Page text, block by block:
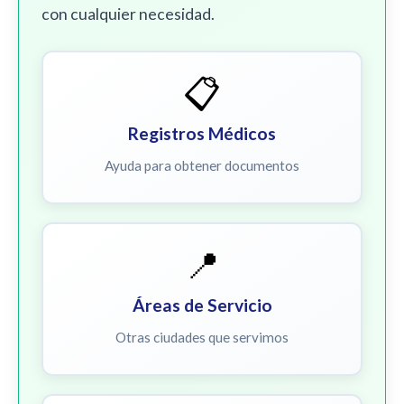
con cualquier necesidad.
📋
Registros Médicos
Ayuda para obtener documentos
📍
Áreas de Servicio
Otras ciudades que servimos